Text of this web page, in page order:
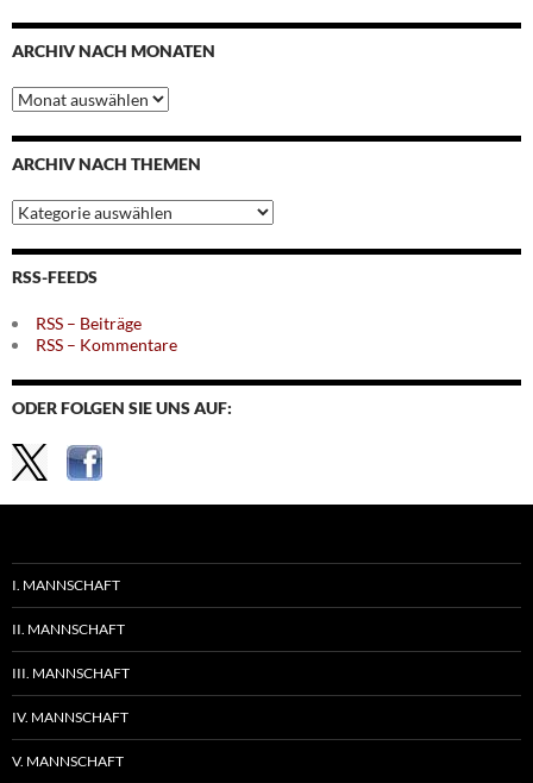
ARCHIV NACH MONATEN
Archiv
nach
Monaten
ARCHIV NACH THEMEN
Archiv
nach
Themen
RSS-FEEDS
RSS – Beiträge
RSS – Kommentare
ODER FOLGEN SIE UNS AUF:
I. MANNSCHAFT
II. MANNSCHAFT
III. MANNSCHAFT
IV. MANNSCHAFT
V. MANNSCHAFT